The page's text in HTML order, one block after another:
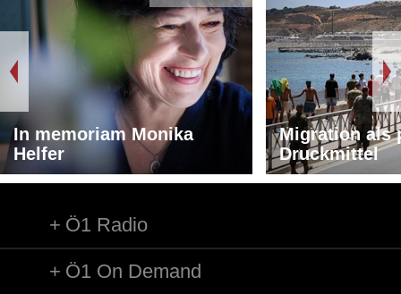
In memoriam Monika
Helfer
Migration als
Druckmittel
Ö1 Radio
Ö1 On Demand